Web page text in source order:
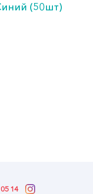
(50шт)
14